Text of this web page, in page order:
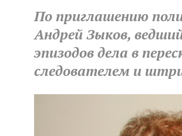
По приглашению
Андрей Зыков,
эпизодов дела в
следователем и